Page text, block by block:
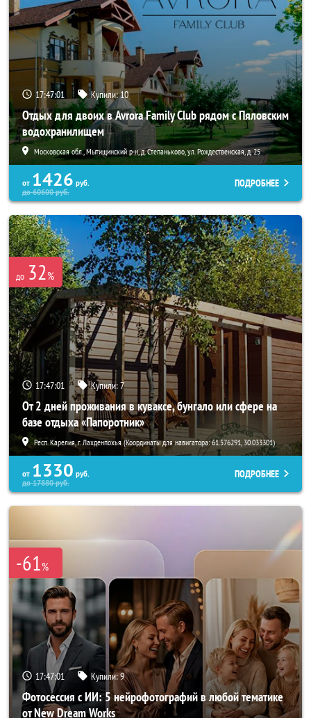
17:46:57 Купили:10
Отдых для двоих в Avrora Family Club рядом с Пяловским
водохранилищем
Московская обл., Мытищинский р-н, д. Степаньково, ул. Рождественская, д. 25
от 1426 руб.
до60600руб.
ПОДРОБНЕЕ
до 32%
17:46:57 Купили:7
От 2 дней проживания в куваксе, бунгало или сфере на
базе отдыха «Папоротник»
Респ. Карелия, г. Лахденпохья (Координаты для навигатора: 61.576291, 30.033301)
от 1330 руб.
до17880руб.
ПОДРОБНЕЕ
-61%
17:46:57 Купили:9
Фотосессия с ИИ: 5 нейрофотографий в любой тематике
от New Dream Works